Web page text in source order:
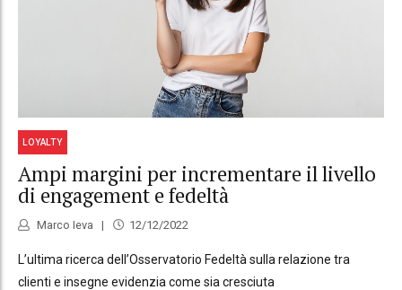
LOYALTY
Ampi margini per incrementare il livello
di engagement e fedeltà
Marco Ieva 12/12/2022
L’ultima ricerca dell’Osservatorio Fedeltà sulla relazione tra
clienti e insegne evidenzia come sia cresciuta